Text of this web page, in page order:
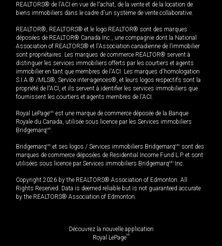
REALTORS® de l'ACI en vue de l'achat, de la vente et de la location de
biens immobiliers dans le cadre d'un système de vente collaborative.
REALTOR®, REALTORS® et le logo REALTOR® sont des marques
déposées de REALTOR® Canada Inc., une compagnie dont la National
Association of REALTORS® et l'Association canadienne de l’immobilier
sont propriétaires. Les marques de commerce REALTOR® servent à
distinguer les services immobiliers offerts par les courtiers et agents
immobilier en tant que membres de l'ACI. Les marques d'homologation
S.I.A.® /MLS®, Service inter-agences®, et leurs logos respectifs sont la
propriété de l'ACI, et ils servent à identifier les services immobiliers que
fournissent les courtiers et agents membres de l'ACI.
Royal LePageMD est une marque de commerce déposée de la Banque
Royale du Canada, utilisée sous licence par les Services immobiliers
BridgemarqMD.
BridgemarqMD et ses logos / Services immobiliers BridgemarqMD sont des
marques de commerce déposées de Residential Income Fund L.P. et sont
utilisées sous licence par Services immobiliers BridgemarqMD Inc.
Copyright 2026 by the REALTORS® Association of Edmonton. All
Rights Reserved. Data is deemed reliable but is not guaranteed accurate
by the REALTORS® Association of Edmonton.
Découvrez la nouvelle application
Royal LePageMD